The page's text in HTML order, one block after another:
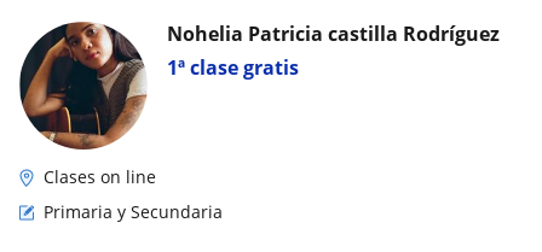
1ª clase gratis
Nohelia Patricia castilla Rodríguez
Clases on line
Primaria y Secundaria